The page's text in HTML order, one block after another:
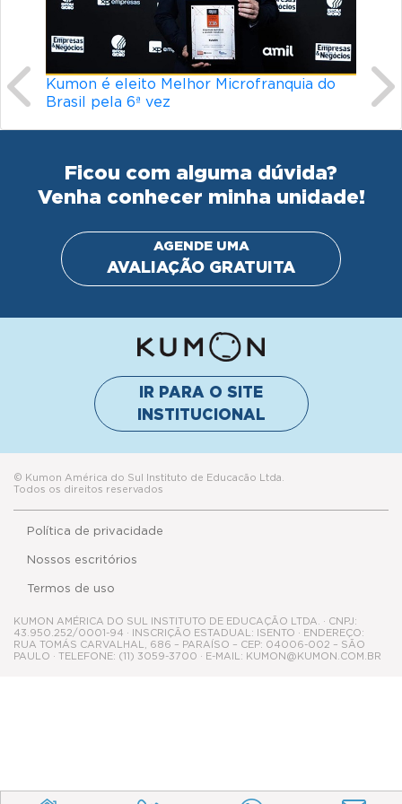
do
Línguas mais difíceis do mundo: o que
torna um idioma desafiador?
Ficou com alguma dúvida?
Venha conhecer minha unidade!
AGENDE UMA
AVALIAÇÃO GRATUITA
IR PARA O SITE
INSTITUCIONAL
© Kumon América do Sul Instituto de Educacão Ltda.
Todos os direitos reservados
Política de privacidade
Termos de uso
Nossos escritórios
KUMON AMÉRICA DO SUL INSTITUTO DE EDUCAÇÃO LTDA. · CNPJ:
43.950.252/0001-94 · INSCRIÇÃO ESTADUAL: ISENTO · ENDEREÇO:
RUA TOMÁS CARVALHAL, 686 – PARAÍSO – CEP: 04006-002 – SÃO
PAULO · TELEFONE: (11) 3059-3700 · E-MAIL: KUMON@KUMON.COM.BR